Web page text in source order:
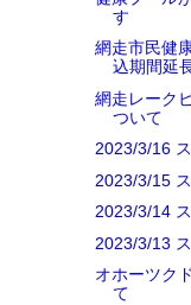
す
網走市民健
込期間延
網走レーク
ついて
2023/3/16
2023/3/15
2023/3/14
2023/3/13
オホーツク
て